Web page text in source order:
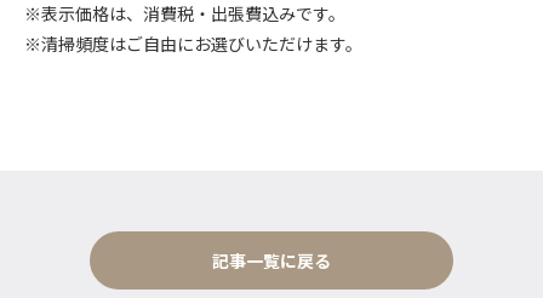
※表示価格は、消費税・出張費込みです。
※清掃頻度はご自由にお選びいただけます。
記事一覧に戻る